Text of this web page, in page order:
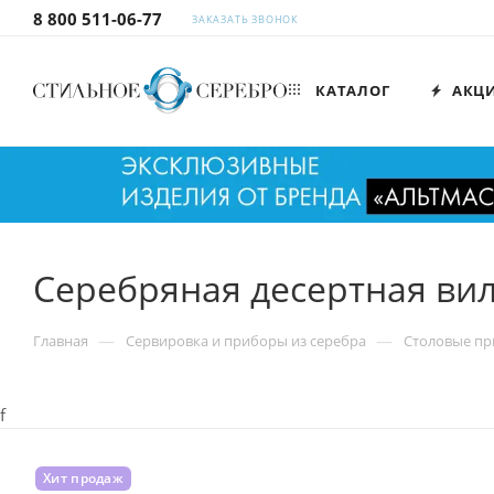
8 800 511-06-77 ЗАКАЗАТЬ ЗВОНОК
КАТАЛОГ
Серебряная десертная
Главная — Сервировка и приборы из серебра — Столовые
f
Хит продаж